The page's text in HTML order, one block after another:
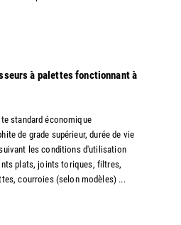
à palettes fonctionnant à
standard économique
de grade supérieur, durée de vie
les conditions d'utilisation
plats, joints toriques, filtres,
courroies (selon modèles) ...​